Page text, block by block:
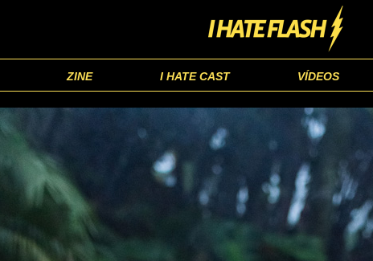
ZINE I HATE CAST VÍDEOS